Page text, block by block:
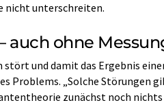
nicht unterschreiten.
auch ohne
stört und damit das Ergebnis
Problems. „Solche Störungen
zunächst noch